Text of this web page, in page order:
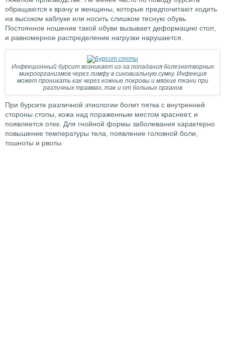
обращаются к врачу и женщины, которые предпочитают ходить
на высоком каблуке или носить слишком тесную обувь.
Постоянное ношение такой обуви вызывает деформацию стоп,
и равномерное распределение нагрузки нарушается.
Инфекционный бурсит возникает из-за попадания болезнетворных
микроорганизмов через лимфу в синовиальную сумку. Инфекция
может проникать как через кожные покровы и мягкие ткани при
различных травмах, так и от больных органов
При бурсите различной этиологии болит пятка с внутренней
стороны стопы, кожа над пораженным местом краснеет, и
появляется отек. Для гнойной формы заболевания характерно
повышение температуры тела, появление головной боли,
тошноты и рвоты.